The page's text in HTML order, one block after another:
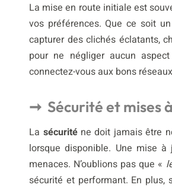
La mise en route initiale est
vos préférences. Que ce soit un
capturer des clichés éclatants,
pour ne négliger aucun
connectez-vous aux bons
Sécurité et mises
La sécuriténe doit jamais être
lorsque disponible. Une mise
menaces. N’oublions pas que «
sécurité et performant. En plus,